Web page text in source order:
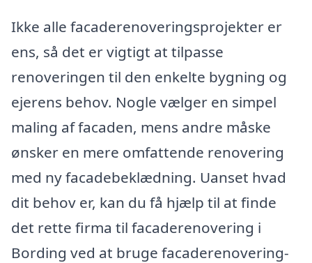
Ikke alle facaderenoveringsprojekter er
ens, så det er vigtigt at tilpasse
renoveringen til den enkelte bygning og
ejerens behov. Nogle vælger en simpel
maling af facaden, mens andre måske
ønsker en mere omfattende renovering
med ny facadebeklædning. Uanset hvad
dit behov er, kan du få hjælp til at finde
det rette firma til facaderenovering i
Bording ved at bruge facaderenovering-